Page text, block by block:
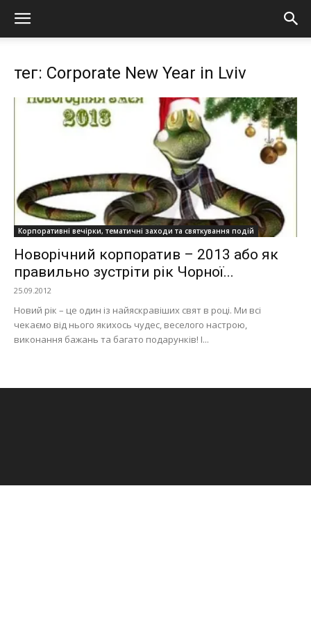
тег: Corporate New Year in Lviv
Корпоративні вечірки, тематичні заходи та святкування подій
Новорічний корпоратив – 2013 або як
правильно зустріти рік Чорної...
25.09.2012
Новий рік – це один із найяскравіших свят в році. Ми всі
чекаємо від нього якихось чудес, веселого настрою,
виконання бажань та багато подарунків! І...